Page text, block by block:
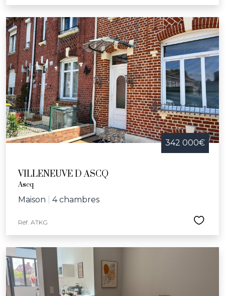
342 000€
VILLENEUVE D ASCQ
Ascq
Maison 4 chambres
Réf. ATKG